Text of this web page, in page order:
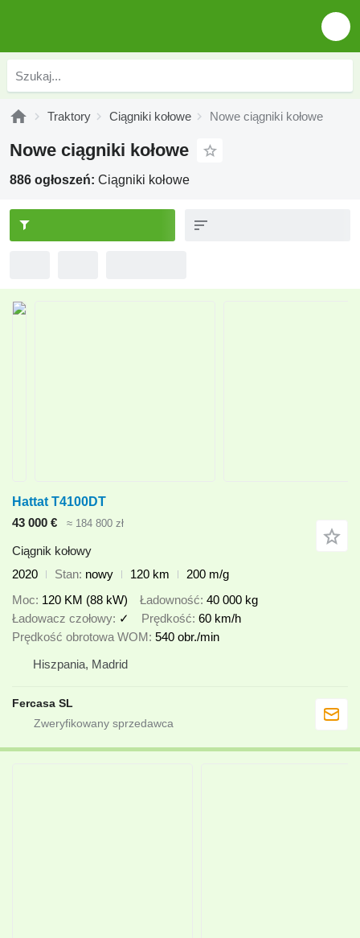
Traktory Ciągniki kołowe Nowe ciągniki kołowe
Nowe ciągniki kołowe
886 ogłoszeń: Ciągniki kołowe
Hattat T4100DT
43 000 €
≈ 184 800 zł
Ciągnik kołowy
2020
Stan nowy 120 km
200 m/g
Moc 120 KM (88 kW) Ładowność 40 000 kg
Ładowacz czołowy ✓ Prędkość 60 km/h
Prędkość obrotowa WOM 540 obr./min
Hiszpania, Madrid
Fercasa SL